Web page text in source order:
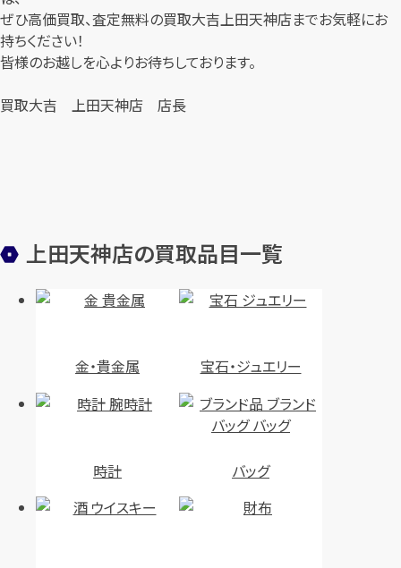
ぜひ高価買取、査定無料の買取大吉上田天神店までお気軽にお
持ちください！
皆様のお越しを心よりお待ちしております。
買取大吉 上田天神店 店長
上田天神店の買取品目一覧
金・貴金属 宝石・ジュエリー
時計 バッグ